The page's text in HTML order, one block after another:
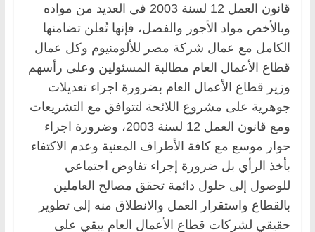
قانون العمل 12 لسنة 2003 في العديد من مواده
وبالأخص مواد الأجور والفصل، فإنها تُعلن تضامنها
الكامل مع عمال شركة مصر للألومنيوم وكل عمال
قطاع الأعمال العام مطالبة المسئولين وعلى رأسهم
وزير قطاع الأعمال العام بضرورة اجراء تعديلات
جوهرية على مشروع اللائحة لتتوافق مع التشريعات
ومع قانون العمل 12 لسنة 2003، وضرورة اجراء
حوار موسع مع كافة الأطراف المعنية وعدم الاكتفاء
بأخذ الرأي بل ضرورة إجراء تفاوض اجتماعي
للوصول إلى حلول دائمة تحقق مصالح العاملين
بالقطاع واستقرار العمل والانطلاق منه إلى تطوير
حقيقي لشركات قطاع الأعمال العام يبقي على